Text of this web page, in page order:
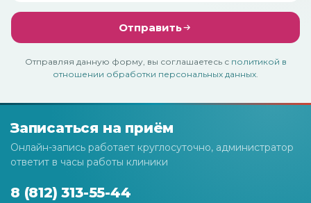
Отправить
Отправляя данную форму, вы соглашаетесь с политикой в
отношении обработки персональных данных.
Записаться на приём
Онлайн-запись работает круглосуточно, администратор
ответит в часы работы клиники
8 (812) 313-55-44